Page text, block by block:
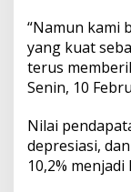
“Namun kami
yang kuat
terus
Senin, 10
Nilai
depresiasi,
10,2%